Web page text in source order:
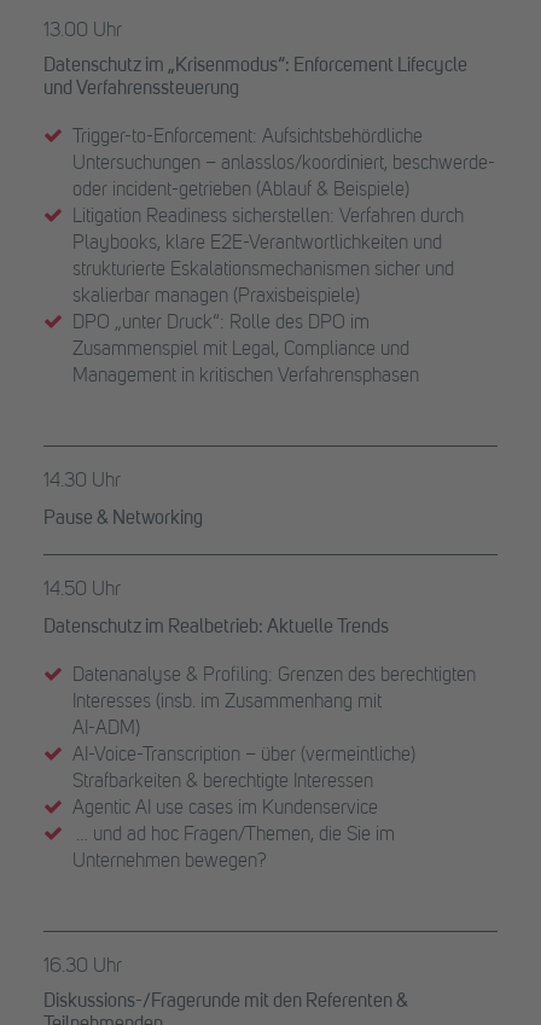
13.00 Uhr
Datenschutz im „Krisenmodus“: Enforcement Lifecycle
und Verfahrenssteuerung
Trigger-to-Enforcement: Aufsichtsbehördliche
Untersuchungen – anlasslos/koordiniert, beschwerde-
oder incident-getrieben (Ablauf & Beispiele)
Litigation Readiness sicherstellen: Verfahren durch
Playbooks, klare E2E-Verantwortlichkeiten und
strukturierte Eskalationsmechanismen sicher und
skalierbar managen (Praxisbeispiele)
DPO „unter Druck“: Rolle des DPO im
Zusammenspiel mit Legal, Compliance und
Management in kritischen Verfahrensphasen
14.30 Uhr
Pause & Networking
14.50 Uhr
Datenschutz im Realbetrieb: Aktuelle Trends
Datenanalyse & Profiling: Grenzen des berechtigten
Interesses (insb. im Zusammenhang mit
AI-ADM)
AI-Voice-Transcription – über (vermeintliche)
Strafbarkeiten & berechtigte Interessen
Agentic AI use cases im Kundenservice
… und ad hoc Fragen/Themen, die Sie im
Unternehmen bewegen?
16.30 Uhr
Diskussions-/Fragerunde mit den Referenten &